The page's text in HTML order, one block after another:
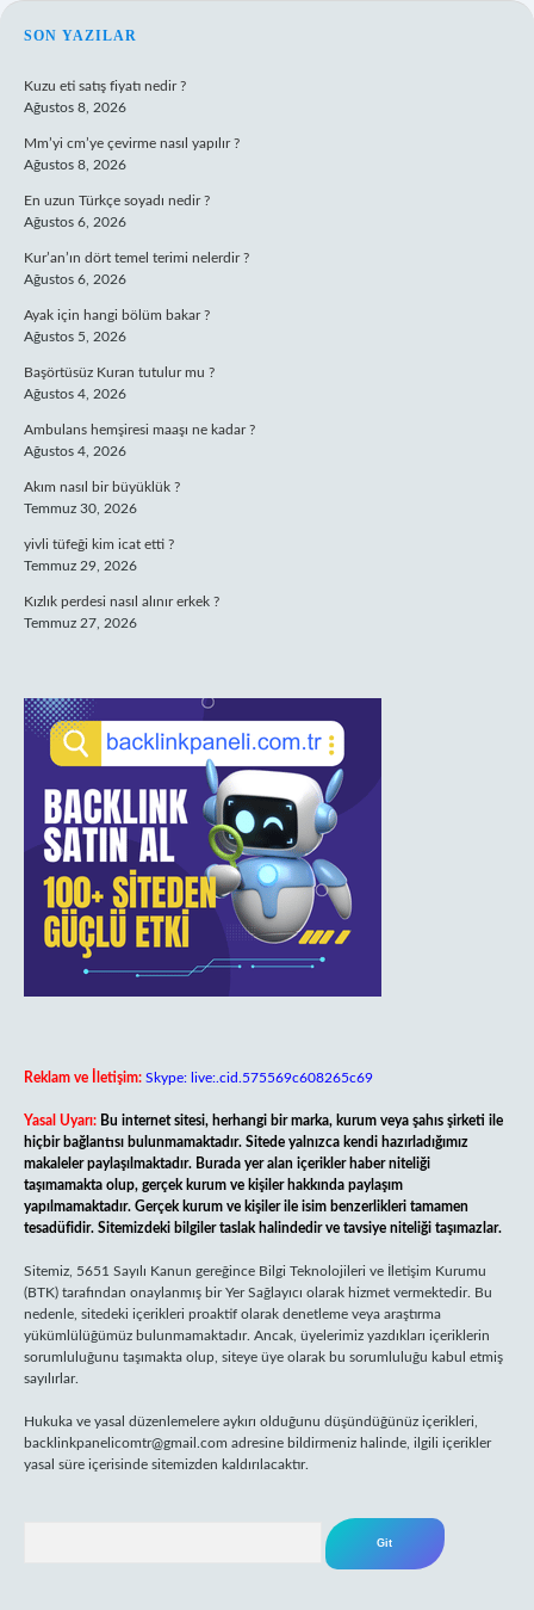
SIDEBAR
SON YAZILAR
Kuzu eti satış fiyatı nedir ?
Ağustos 8, 2026
Mm’yi cm’ye çevirme nasıl yapılır ?
Ağustos 8, 2026
En uzun Türkçe soyadı nedir ?
Ağustos 6, 2026
Kur’an’ın dört temel terimi nelerdir ?
Ağustos 6, 2026
Ayak için hangi bölüm bakar ?
Ağustos 5, 2026
Başörtüsüz Kuran tutulur mu ?
Ağustos 4, 2026
Ambulans hemşiresi maaşı ne kadar ?
Ağustos 4, 2026
Akım nasıl bir büyüklük ?
Temmuz 30, 2026
yivli tüfeği kim icat etti ?
Temmuz 29, 2026
Kızlık perdesi nasıl alınır erkek ?
Temmuz 27, 2026
Reklam ve İletişim: Skype: live:.cid.575569c608265c69
Yasal Uyarı: Bu internet sitesi, herhangi bir marka, kurum veya şahıs şirketi ile
hiçbir bağlantısı bulunmamaktadır. Sitede yalnızca kendi hazırladığımız
makaleler paylaşılmaktadır. Burada yer alan içerikler haber niteliği
taşımamakta olup, gerçek kurum ve kişiler hakkında paylaşım
yapılmamaktadır. Gerçek kurum ve kişiler ile isim benzerlikleri tamamen
tesadüfidir. Sitemizdeki bilgiler taslak halindedir ve tavsiye niteliği taşımazlar.
Sitemiz, 5651 Sayılı Kanun gereğince Bilgi Teknolojileri ve İletişim Kurumu
(BTK) tarafından onaylanmış bir Yer Sağlayıcı olarak hizmet vermektedir. Bu
nedenle, sitedeki içerikleri proaktif olarak denetleme veya araştırma
yükümlülüğümüz bulunmamaktadır. Ancak, üyelerimiz yazdıkları içeriklerin
sorumluluğunu taşımakta olup, siteye üye olarak bu sorumluluğu kabul etmiş
sayılırlar.
Hukuka ve yasal düzenlemelere aykırı olduğunu düşündüğünüz içerikleri,
backlinkpanelicomtr@gmail.com adresine bildirmeniz halinde, ilgili içerikler
yasal süre içerisinde sitemizden kaldırılacaktır.